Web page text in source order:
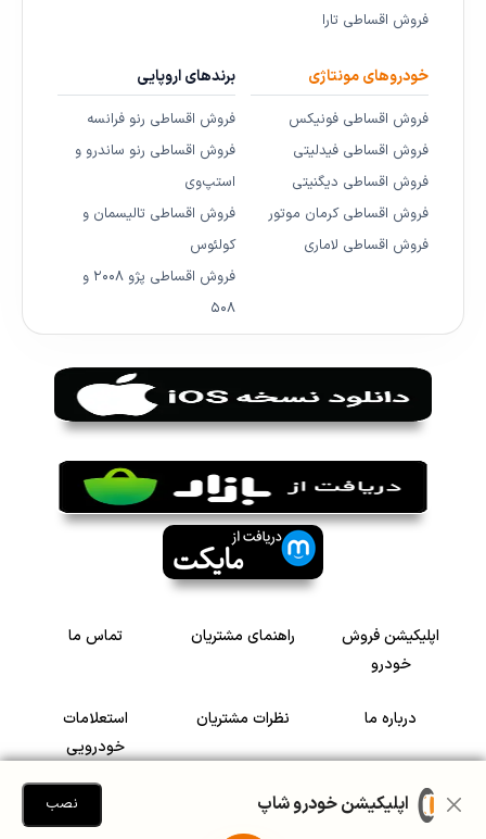
فروش اقساطی تارا
خودروهای مونتاژی
فروش اقساطی فونیکس
فروش اقساطی فیدلیتی
فروش اقساطی دیگنیتی
فروش اقساطی کرمان موتور
فروش اقساطی لاماری
برندهای اروپایی
فروش اقساطی رنو فرانسه
فروش اقساطی رنو ساندرو و
استپ‌وی
فروش اقساطی تالیسمان و
کولئوس
فروش اقساطی پژو ۲۰۰۸ و
۵۰۸
اپلیکیشن فروش
خودرو
راهنمای مشتریان تماس ما
درباره ما نظرات مشتریان
استعلامات
خودرویی
سرمایه گذاری در
رضایت مشتریاناپلیکیشن خودرو شاپ نصب